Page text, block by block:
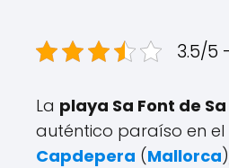
3.5/5
La playa Sa Font de
auténtico paraíso en el
Capdepera (Mallorca